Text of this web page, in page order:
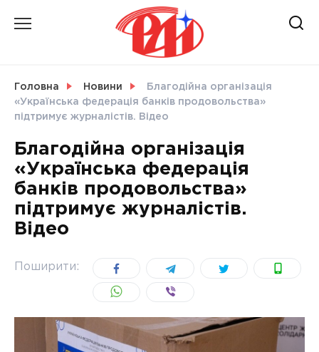
СВІТ
УКРАЇНА
Головна Новини
Благодійна організація
«Українська федерація банків продовольства»
підтримує журналістів. Відео
Благодійна організація
«Українська федерація
банків продовольства»
підтримує журналістів.
Відео
Поширити: